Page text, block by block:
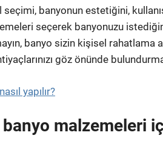
banyonun estetiğini,
seçerek banyonuzu
banyo sizin kişisel rahatlama
göz önünde
yapılır?
banyo malzemeleri